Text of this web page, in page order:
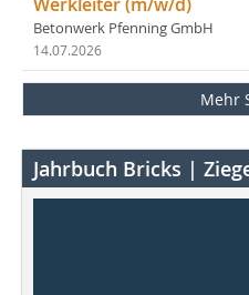
Betonwerk Pfenning GmbH
14.07.2026
Mehr
Jahrbuch Bricks |